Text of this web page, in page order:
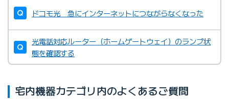
ドコモ光 急にインターネットにつながらなくなった
光電話対応ルーター（ホームゲートウェイ）のランプ状
態を確認する
宅内機器カテゴリ内のよくあるご質問